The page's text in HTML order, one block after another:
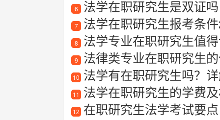
6 法学在职研究生是双证吗
7 法学在职研究生报考条
8 法学专业在职研究生值
9 法律类专业在职研究生
10 法学有在职研究生吗？
11 法学在职研究生的学费
12 在职研究生法学考试要点